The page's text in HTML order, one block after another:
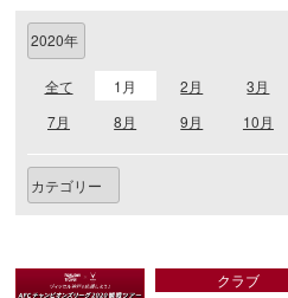
全て 1月 2月 3月
7月
8月 9月 10月
クラブ